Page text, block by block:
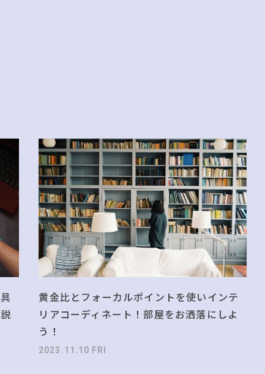
ドラマ
#unico#中村アン
ステナブル
#コクヨ
#フェリシモ
則
塚家具#チェア
リ
#間宮祥太朗
#ニトリ
黄金比とフォーカルポイントを使いインテ
リアコーディネート！部屋をお洒落にしよ
う！
2023.11.10 FRI